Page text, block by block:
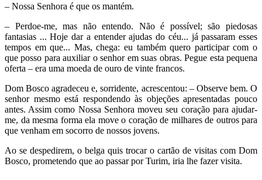
– Nossa Senhora é que os mantém.
– Perdoe-me, mas não entendo. Não é possível; são piedosas
fantasias ... Hoje dar a entender ajudas do céu... já passaram esses
tempos em que... Mas, chega: eu também quero participar com o
que posso para auxiliar o senhor em suas obras. Pegue esta pequena
oferta – era uma moeda de ouro de vinte francos.
Dom Bosco agradeceu e, sorridente, acrescentou: – Observe bem. O
senhor mesmo está respondendo às objeções apresentadas pouco
antes. Assim como Nossa Senhora moveu seu coração para ajudar-
me, da mesma forma ela move o coração de milhares de outros para
que venham em socorro de nossos jovens.
Ao se despedirem, o belga quis trocar o cartão de visitas com Dom
Bosco, prometendo que ao passar por Turim, iria lhe fazer visita.